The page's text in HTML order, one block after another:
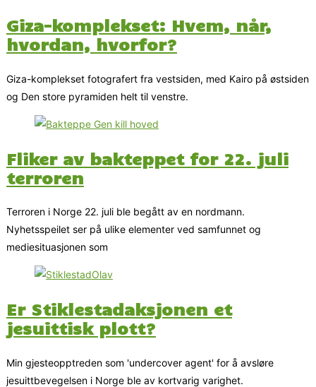
Giza-komplekset: Hvem, når,
hvordan, hvorfor?
Giza-komplekset fotografert fra vestsiden, med Kairo på østsiden
og Den store pyramiden helt til venstre.
Fliker av bakteppet for 22. juli
terroren
Terroren i Norge 22. juli ble begått av en nordmann.
Nyhetsspeilet ser på ulike elementer ved samfunnet og
mediesituasjonen som
Er Stiklestadaksjonen et
jesuittisk plott?
Min gjesteopptreden som 'undercover agent' for å avsløre
jesuittbevegelsen i Norge ble av kortvarig varighet.